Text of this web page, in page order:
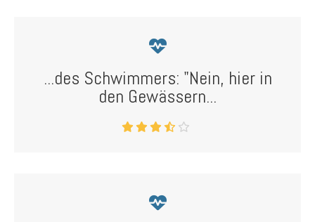
...des Schwimmers: "Nein, hier in
den Gewässern...